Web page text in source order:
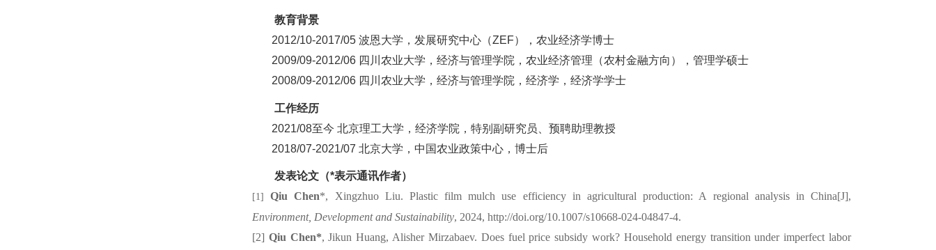
教育背景
2012/10-2017/05 波恩大学 ， 发展研究中心（ZEF） ， 农业经济学博士
2009/09-2012/06 四川农业大学 ， 经济与管理学院，农业经济管理（农村金融方向） ， 管理学硕士
2008/09-2012/06 四川农业大学， 经济与管理学院， 经济学 ， 经济学学士
工作经历
2021/08至今 北京理工大学，经济学院，特别副研究员
预聘助理教授
2018/07-2021/07 北京大学， 中国农业政策中心 ， 博士后
发表论文 （*表示通讯作者）
[1] Qiu Chen*, XingzhuoLiu. Plastic film mulch use efficiency in agricultural production: A regional analysis in China[J],
Environment, Development and Sustainability, 2024, http://doi.org/10.1007/s10668-024-04847-4.
[2] Qiu Chen*,Jikun Huang, Alisher Mirzabaev. Does fuel price subsidy work? Household energy transition under imperfect labor